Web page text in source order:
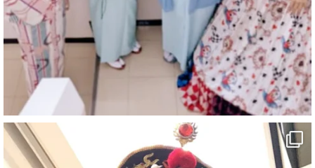
#企業公式がお疲れ様を言い合う
#チャンネル登録おねがいします
#愛媛県
#新居浜市
#マイントピア別子
#泉寿亭
#有形文化財
#四国
#愛媛観光
#旅行
#旅行動画